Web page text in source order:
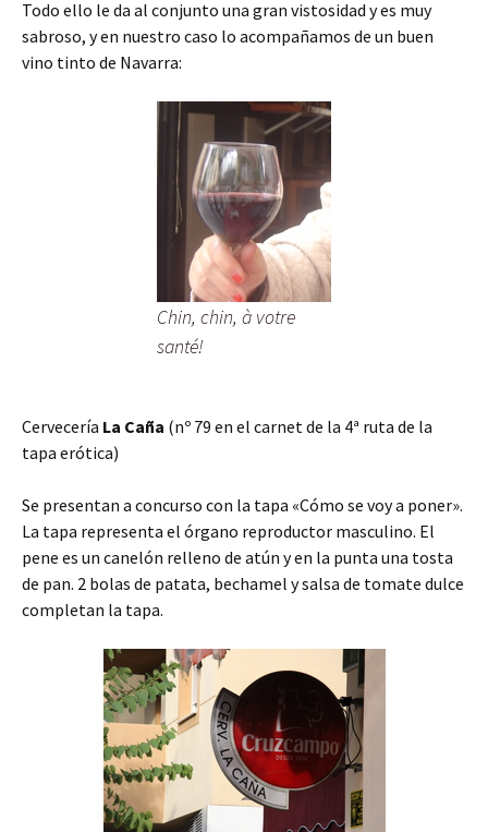
Todo ello le da al conjunto una gran vistosidad y es muy
sabroso, y en nuestro caso lo acompañamos de un buen
vino tinto de Navarra:
Chin, chin, à votre
santé!
Cervecería La Caña (nº 79 en el carnet de la 4ª ruta de la
tapa erótica)
Se presentan a concurso con la tapa «Cómo se voy a poner».
La tapa representa el órgano reproductor masculino. El
pene es un canelón relleno de atún y en la punta una tosta
de pan. 2 bolas de patata, bechamel y salsa de tomate dulce
completan la tapa.